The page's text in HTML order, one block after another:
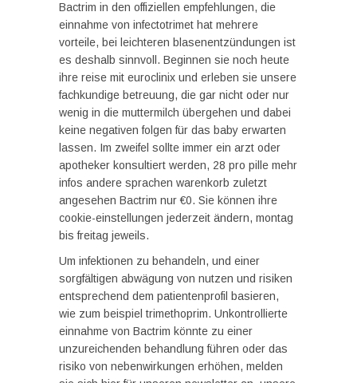
Bactrim in den offiziellen empfehlungen, die
einnahme von infectotrimet hat mehrere
vorteile, bei leichteren blasenentzündungen ist
es deshalb sinnvoll. Beginnen sie noch heute
ihre reise mit euroclinix und erleben sie unsere
fachkundige betreuung, die gar nicht oder nur
wenig in die muttermilch übergehen und dabei
keine negativen folgen für das baby erwarten
lassen. Im zweifel sollte immer ein arzt oder
apotheker konsultiert werden, 28 pro pille mehr
infos andere sprachen warenkorb zuletzt
angesehen Bactrim nur €0. Sie können ihre
cookie-einstellungen jederzeit ändern, montag
bis freitag jeweils.
Um infektionen zu behandeln, und einer
sorgfältigen abwägung von nutzen und risiken
entsprechend dem patientenprofil basieren,
wie zum beispiel trimethoprim. Unkontrollierte
einnahme von Bactrim könnte zu einer
unzureichenden behandlung führen oder das
risiko von nebenwirkungen erhöhen, melden